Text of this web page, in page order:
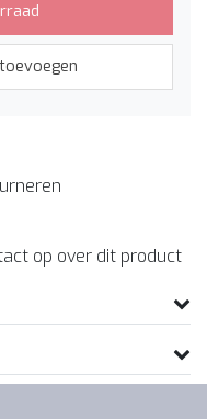
op over dit product